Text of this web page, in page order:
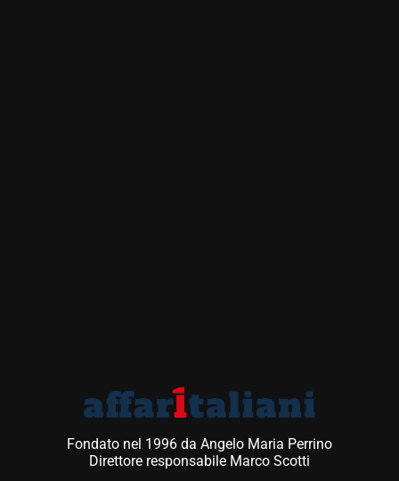
Fondato nel 1996 da Angelo Maria Perrino
Direttore responsabile Marco Scotti